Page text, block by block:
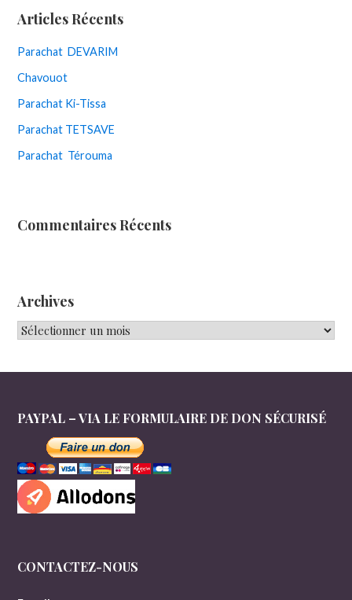
Articles Récents
Parachat DEVARIM
Chavouot
Parachat Ki-Tissa
Parachat TETSAVE
Parachat Térouma
Commentaires Récents
Archives
Archives
PAYPAL – VIA LE FORMULAIRE DE DON SÉCURISÉ
CONTACTEZ-NOUS